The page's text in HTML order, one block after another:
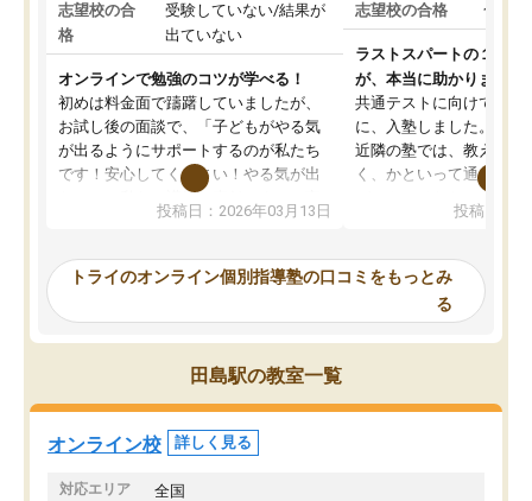
志望校の合
格
受験していない/結果が
出ていない
オンラインで勉強のコツが学べる！
初めは料金面で躊躇していましたが、
お試し後の面談で、「子どもがやる気
が出るようにサポートするのが私たち
です！安心してください！やる気が出
ないのは私たち講師の責任です」と言
ってくださり、確かに！と考えて、思
ったんですが、学生の先生から学ぶこ
み、徐々に成績が上がったらいいなと
思っていました。何が今足りないのか
を的確に指導いただき、子どももびっ
くりするほど楽しんでやる気を持って
塾を受けています。狙い通り、少しず
つ成績も上がり、苦手意識も無くなっ
てきたので、さらに苦手な数学も追加
でお願いしました。来年の高校受験に
投稿日：2026年03月13日
志望校の合格 合格
ラストスパートの１か月
が、本当に助かりました
共通テストに向けての追
に、入塾しました。田舎
近隣の塾では、教えても
く、かといって通うには
可能なので本当に助か
らないところをピンポイ
頂いて、とてもわかり
していました。一生を
スト、多少お金がかかっ
投稿日：
トライのオンライン個別指導塾の口コミをもっとみ
る
田島駅の教室一覧
オンライン校 詳しく見る
対応エリア 全国